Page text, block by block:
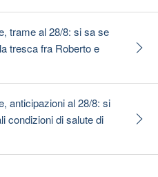
trame al 28/8: si sa se
tresca fra Roberto e
anticipazioni al 28/8: si
condizioni di salute di